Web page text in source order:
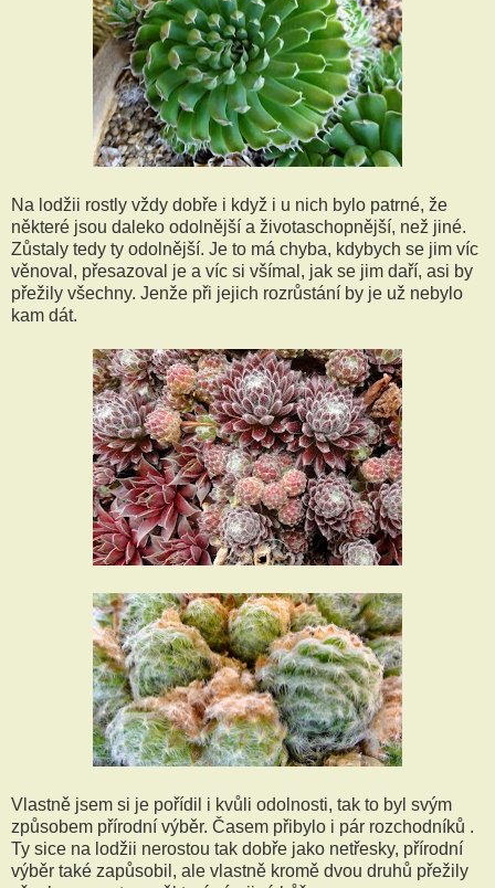
Na lodžii rostly vždy dobře i když i u nich bylo patrné, že
některé jsou daleko odolnější a životaschopnější, než jiné.
Zůstaly tedy ty odolnější. Je to má chyba, kdybych se jim víc
věnoval, přesazoval je a víc si všímal, jak se jim daří, asi by
přežily všechny. Jenže při jejich rozrůstání by je už nebylo
kam dát.
Vlastně jsem si je pořídil i kvůli odolnosti, tak to byl svým
způsobem přírodní výběr. Časem přibylo i pár rozchodníků .
Ty sice na lodžii nerostou tak dobře jako netřesky, přírodní
výběr také zapůsobil, ale vlastně kromě dvou druhů přežily